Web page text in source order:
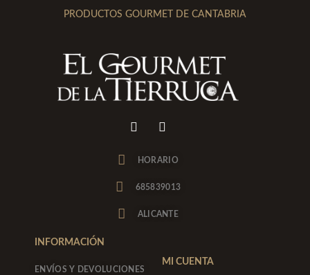
PRODUCTOS GOURMET DE CANTABRIA
I
n
g
r
m
F
a
e
o
o
k
-
HORARIO
685839013
ALICANTE
INFORMACIÓN
ENVÍOS Y DEVOLUCIONES
MI CUENTA